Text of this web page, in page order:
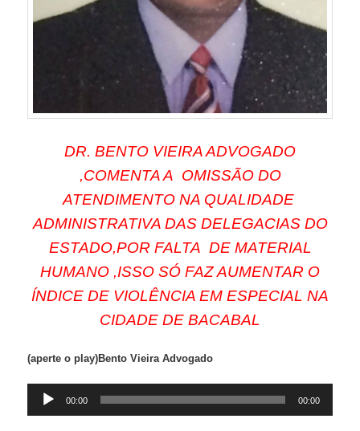
DR. BENTO VIEIRA ADVOGADO
,COMENTA A OMISSÃO DO
ATENDIMENTO NA QUALIDADE
ADMINISTRATIVA DAS DELEGACIAS DO
ESTADO,POR FALTA DE MATERIAL
HUMANO ,ISSO SÓ FAZ AUMENTAR O
ÍNDICE DE VIOLÊNCIA EM ESPECIAL NA
CIDADE DE BACABAL
(aperte o play)Bento Vieira Advogado
Tocador
00:00 00:00